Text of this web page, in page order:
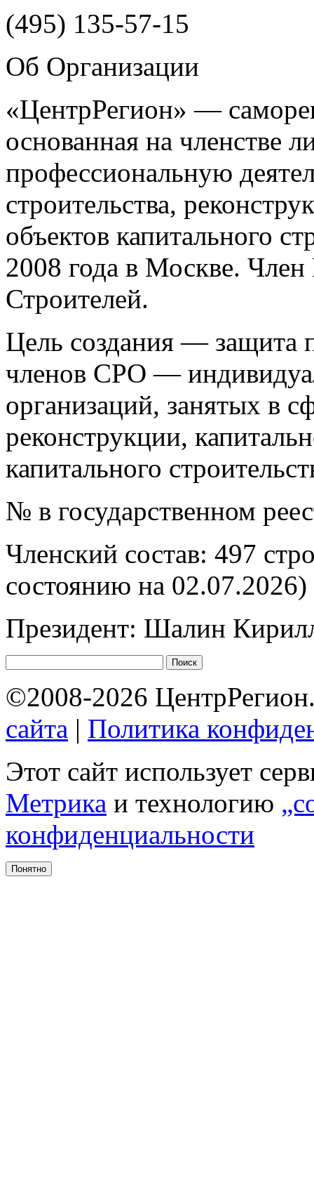
(495) 135-57-15
Об Организации
«ЦентрРегион» —
основанная на членстве
профессиональную
строительства,
объектов капитального
2008 года в Москве.
Строителей.
Цель создания — защита
членов СРО —
организаций, занятых в
реконструкции,
капитального
№ в государственном
Членский состав: 497
состоянию на 02.07.2026)
Президент: Шалин
©2008-2026
сайта | Политика
Этот сайт использует
Метрика и технологию
конфиденциальности
Понятно